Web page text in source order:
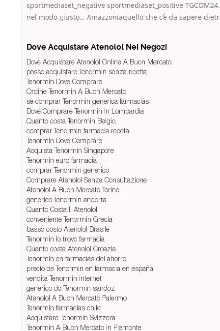
sportmediaset_negative sportmediaset_positive
nel modo giusto… Amazzoniaquello che c’è da sapere
Dove Acquistare Atenolol Nei Negozi
Dove Acquistare Atenolol Online A Buon Mercato
posso acquistare Tenormin senza ricetta
Tenormin Dove Comprare
Ordine Tenormin A Buon Mercato
se comprar Tenormin generica farmacias
Dove Comprare Tenormin In Lombardia
Quanto costa Tenormin Belgio
comprar Tenormin farmacia receta
Tenormin Dove Comprare
Acquista Tenormin Singapore
Tenormin euro farmacia
comprar Tenormin generico
Comprare Atenolol Senza Consultazione
Atenolol A Buon Mercato Torino
generico Tenormin andorra
Quanto Costa Il Atenolol
conveniente Tenormin Grecia
basso costo Atenolol Brasile
Tenormin lo trovo farmacia
Quanto costa Atenolol Croazia
Tenormin en farmacias del ahorro
precio de Tenormin en farmacia en españa
vendita Tenormin internet
generico do Tenormin sandoz
Atenolol A Buon Mercato Palermo
Tenormin farmacias chile
Acquistare Tenormin Svizzera
Tenormin A Buon Mercato In Piemonte